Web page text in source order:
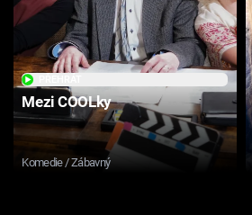
Mezi COOLky
Komedie / Zábavný